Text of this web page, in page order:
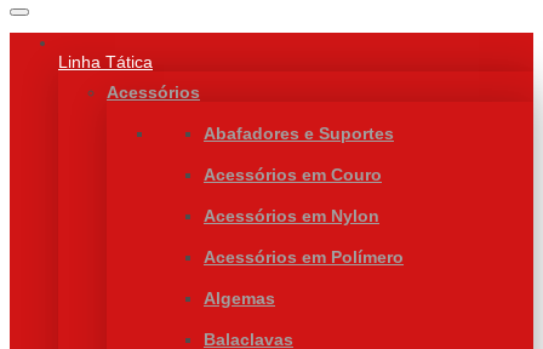
Linha Tática
Acessórios
Abafadores e Suportes
Acessórios em Couro
Acessórios em Nylon
Acessórios em Polímero
Algemas
Balaclavas